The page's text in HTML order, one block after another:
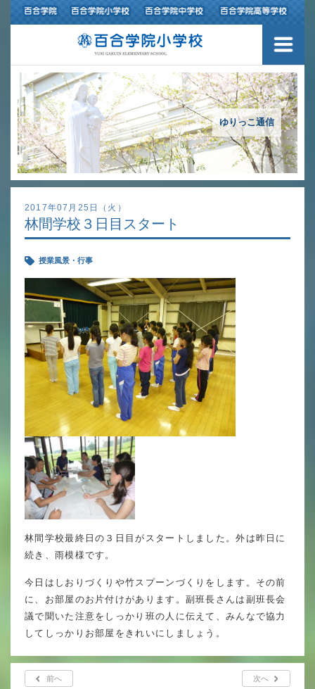
ゆりっこ通信
2017年07月25日（火）
林間学校３日目スタート
授業風景・行事
林間学校最終日の３日目がスタートしました。外は昨日に
続き、雨模様です。
今日はしおりづくりや竹スプーンづくりをします。その前
に、お部屋のお片付けがあります。副班長さんは副班長会
議で聞いた注意をしっかり班の人に伝えて、みんなで協力
してしっかりお部屋をきれいにしましょう。
前へ 次へ
３つの豊かさ・沿革
施設紹介
アクセスマップ
制服紹介
スクールバス運行
授業の特色
進路指導
英語力の向上
体育と食育
クラブ活動
委員会
All in School
許可証